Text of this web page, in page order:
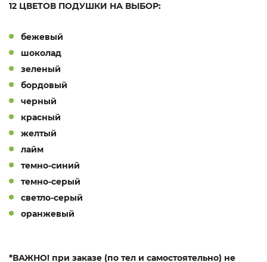
12 ЦВЕТОВ ПОДУШКИ НА ВЫБОР:
бежевый
шоколад
зеленый
бордовый
черный
красный
желтый
лайм
темно-синий
темно-серый
светло-серый
оранжевый
*ВАЖНО! при заказе (по тел и самостоятельно) не